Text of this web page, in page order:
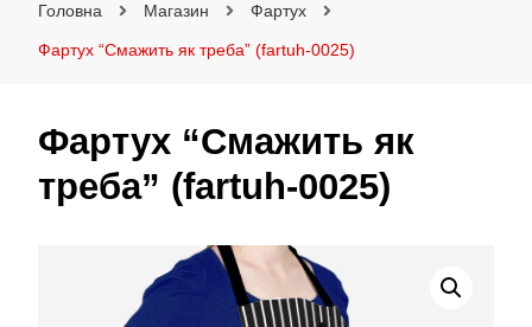
Головна Магазин Фартух
Фартух “Смажить як треба” (fartuh-0025)
Фартух “Смажить як
треба” (fartuh-0025)